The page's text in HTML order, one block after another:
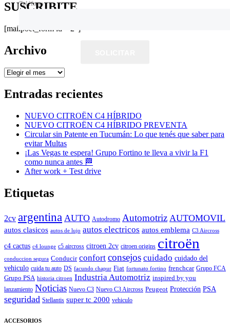
SUSCRIBITE
[mailpoet_form id="2"]
Archivo
Archivo
Entradas recientes
NUEVO CITROËN C4 HÍBRIDO
NUEVO CITROËN C4 HÍBRIDO PREVENTA
Circular sin Patente en Tucumán: Lo que tenés que saber para
evitar Multas
¡Las Vegas te espera! Grupo Fortino te lleva a vivir la F1
como nunca antes 🏁
After work + Test drive
Etiquetas
2cv argentina AUTO Autodromo Automotriz AUTOMOVIL
autos clasicos autos de lujo autos electricos autos emblema C3 Aircross
c4 cactus c4 lounge c5 aircross citroen 2cv citroen origins citroën
conduccion segura Conducir confort consejos cuidado cuidado del
vehiculo cuida tu auto DS facundo chapur Fiat fortunato fortino frenchcar Grupo FCA
Grupo PSA historia citroen Industria Automotriz inspired by you
lanzamiento Noticias Nuevo C3 Nuevo C3 Aircross Peugeot Protección PSA
seguridad Stellantis super tc 2000 vehiculo
ACCESORIOS
Teléfono